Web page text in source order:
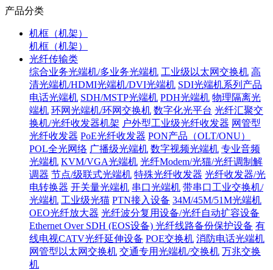
产品分类
机框（机架）
机框（机架）
光纤传输类
综合业务光端机/多业务光端机 工业级以太网交换机 高
清光端机/HDMI光端机/DVI光端机 SDI光端机系列产品
电话光端机 SDH/MSTP光端机 PDH光端机 物理隔离光
端机 环网光端机/环网交换机 数字化光平台 光纤汇聚交
换机/光纤收发器机架 户外型工业级光纤收发器 网管型
光纤收发器 PoE光纤收发器 PON产品（OLT/ONU）
POL全光网络 广播级光端机 数字视频光端机 专业音频
光端机 KVM/VGA光端机 光纤Modem/光猫/光纤调制解
调器 节点/级联式光端机 特殊光纤收发器 光纤收发器/光
电转换器 开关量光端机 串口光端机 带串口工业交换机/
光端机 工业级光猫 PTN接入设备 34M/45M/51M光端机
OEO光纤放大器 光纤波分复用设备/光纤自动扩容设备
Ethernet Over SDH (EOS设备) 光纤线路备份保护设备 有
线电视CATV光纤延伸设备 POE交换机 消防电话光端机
网管型以太网交换机 交通专用光端机/交换机 万兆交换
机